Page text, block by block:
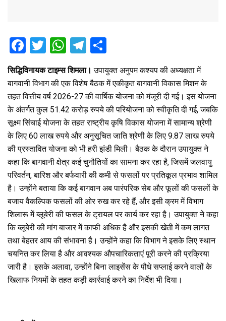
F
a
ce
b
o
o
k
T
tt
er
W
h
at
s
A
p
p
T
e
gr
a
m
ar
e
सिद्धिविनायक टाइम्स शिमला।उपायुक्त अनुपम कश्यप की अध्यक्षता में
बागवानी विभाग की एक विशेष बैठक में एकीकृत बागवानी विकास मिशन के
तहत वित्तीय वर्ष 2026-27 की वार्षिक योजना को मंजूरी दी गई। इस योजना
के अंतर्गत कुल 51.42 करोड़ रुपये की परियोजना को स्वीकृति दी गई, जबकि
सूक्ष्म सिंचाई योजना के तहत राष्ट्रीय कृषि विकास योजना में सामान्य श्रेणी
के लिए 60 लाख रुपये और अनुसूचित जाति श्रेणी के लिए 9.87 लाख रुपये
की प्रस्तावित योजना को भी हरी झंडी मिली। बैठक के दौरान उपायुक्त ने
कहा कि बागवानी क्षेत्र कई चुनौतियों का सामना कर रहा है, जिसमें जलवायु
परिवर्तन, बारिश और बर्फवारी की कमी से फसलों पर प्रतिकूल प्रभाव शामिल
है। उन्होंने बताया कि कई बागवान अब पारंपरिक सेब और फूलों की फसलों के
बजाय वैकल्पिक फसलों की ओर रुख कर रहे हैं, और इसी क्रम में विभाग
शिलारू में ब्लूबेरी की फसल के ट्रायल पर कार्य कर रहा है। उपायुक्त ने कहा
कि ब्लूबेरी की मांग बाजार में काफी अधिक है और इसकी खेती में कम लागत
तथा बेहतर आय की संभावना है। उन्होंने कहा कि विभाग ने इसके लिए स्थान
चयनित कर लिया है और आवश्यक औपचारिकताएं पूरी करने की प्रक्रिया
जारी है। इसके अलावा, उन्होंने बिना लाइसेंस के पौधे सप्लाई करने वालों के
खिलाफ नियमों के तहत कड़ी कार्रवाई करने का निर्देश भी दिया।